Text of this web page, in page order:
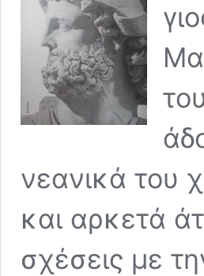
νεανικά του
και αρκετά
σχέσεις με